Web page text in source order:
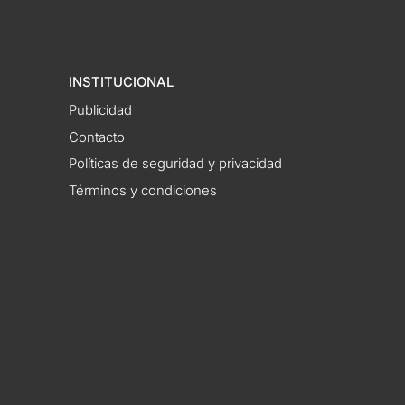
INSTITUCIONAL
Publicidad
Contacto
Políticas de seguridad y privacidad
Términos y condiciones